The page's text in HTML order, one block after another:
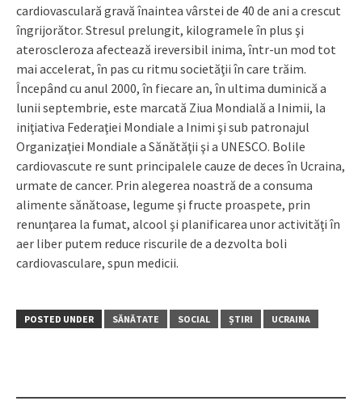
cardiovasculară gravă înaintea vârstei de 40 de ani a crescut
îngrijorător. Stresul prelungit, kilogramele în plus şi
ateroscleroza afectează ireversibil inima, într-un mod tot
mai accelerat, în pas cu ritmu societăţii în care trăim.
Începând cu anul 2000, în fiecare an, în ultima duminică a
lunii septembrie, este marcată Ziua Mondială a Inimii, la
iniţiativa Federaţiei Mondiale a Inimi şi sub patronajul
Organizaţiei Mondiale a Sănătăţii şi a UNESCO. Bolile
cardiovascute re sunt principalele cauze de deces în Ucraina,
urmate de cancer. Prin alegerea noastră de a consuma
alimente sănătoase, legume şi fructe proaspete, prin
renunţarea la fumat, alcool şi planificarea unor activităţi în
aer liber putem reduce riscurile de a dezvolta boli
cardiovasculare, spun medicii.
POSTED UNDER SĂNĂTATE SOCIAL ȘTIRI UCRAINA